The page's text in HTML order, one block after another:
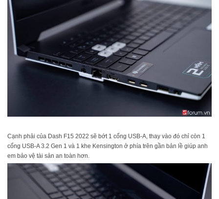
Cạnh phải của Dash F15 2022 sẽ bớt 1 cổng USB-A, thay vào đó chỉ còn 1
cổng USB-A 3.2 Gen 1 và 1 khe Kensington ở phía trên gần bản lề giúp anh
em bảo vệ tài sản an toàn hơn.